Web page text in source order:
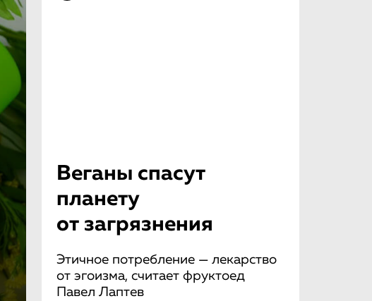
Веганы спасут
планету
от загрязнения
Этичное потребление — лекарство
от эгоизма, считает фруктоед
Павел Лаптев